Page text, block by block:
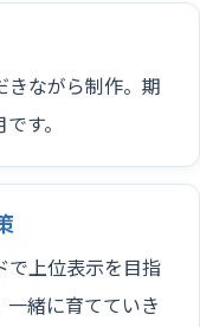
きながら制作。期
す。
で上位表示を目指
一緒に育てていき